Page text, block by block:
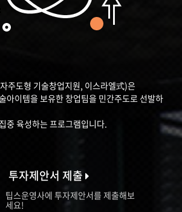
주도형 기술창업지원, 이스라엘式)은
아이템을 보유한 창업팀을 민간주도로 선발하
중 육성하는 프로그램입니다.
투자제안서 제출
팁스운영사에 투자제안서를 제출해보
세요!